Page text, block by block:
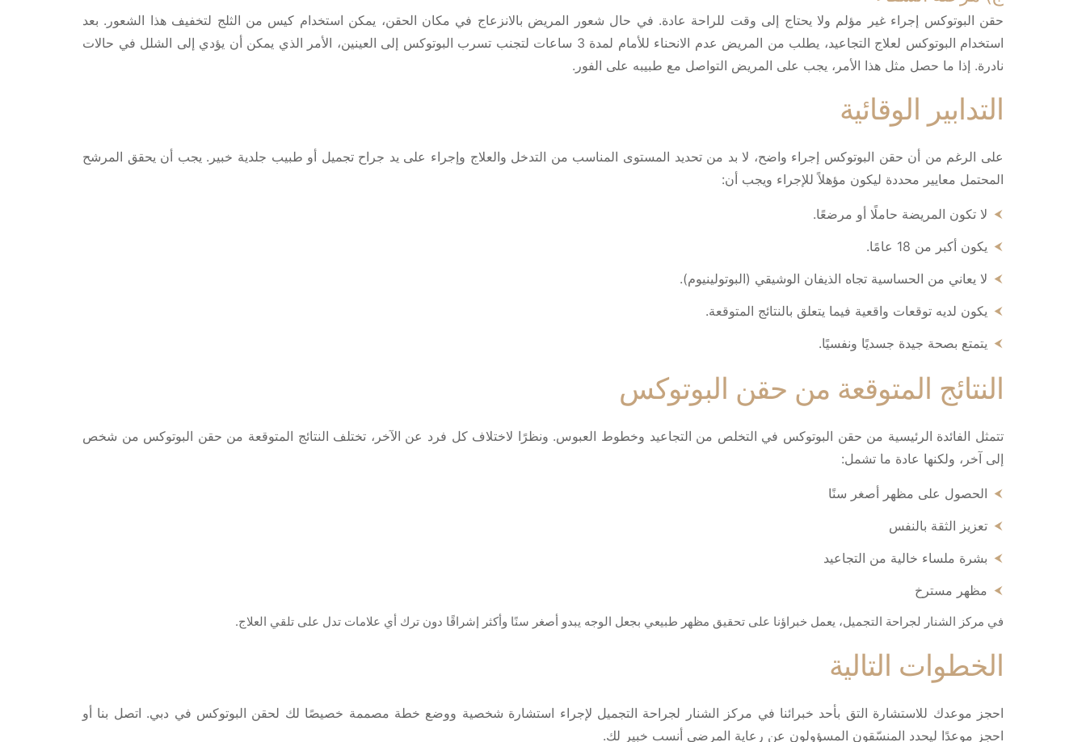
حقن البوتوكس إجراء غير مؤلم ولا يحتاج إلى وقت للراحة عادة. في حال شعور المريض بالانزعاج في مكان الحقن، يمكن استخدام كيس من الثلج لتخفيف هذا الشعور. بعد
استخدام البوتوكس لعلاج التجاعيد، يطلب من المريض عدم الانحناء للأمام لمدة 3 ساعات لتجنب تسرب البوتوكس إلى العينين، الأمر الذي يمكن أن يؤدي إلى الشلل في حالات
نادرة. إذا ما حصل مثل هذا الأمر، يجب على المريض التواصل مع طبيبه على الفور.
التدابير الوقائية
على الرغم من أن حقن البوتوكس إجراء واضح، لا بد من تحديد المستوى المناسب من التدخل والعلاج وإجراء على يد جراح تجميل أو طبيب جلدية خبير. يجب أن يحقق المرشح
المحتمل معايير محددة ليكون مؤهلاً للإجراء ويجب أن:
لا تكون المريضة حاملًا أو مرضعًا.
يكون أكبر من 18 عامًا.
لا يعاني من الحساسية تجاه الذيفان الوشيقي (البوتولينيوم).
يكون لديه توقعات واقعية فيما يتعلق بالنتائج المتوقعة.
يتمتع بصحة جيدة جسديًا ونفسيًا.
النتائج المتوقعة من حقن البوتوكس
تتمثل الفائدة الرئيسية من حقن البوتوكس في التخلص من التجاعيد وخطوط العبوس. ونظرًا لاختلاف كل فرد عن الآخر، تختلف النتائج المتوقعة من حقن البوتوكس من شخص
إلى آخر، ولكنها عادة ما تشمل:
الحصول على مظهر أصغر سنًا
تعزيز الثقة بالنفس
بشرة ملساء خالية من التجاعيد
مظهر مسترخ
في مركز الشنار لجراحة التجميل، يعمل خبراؤنا على تحقيق مظهر طبيعي بجعل الوجه يبدو أصغر سنًا وأكثر إشراقًا دون ترك أي علامات تدل على تلقي العلاج.
الخطوات التالية
احجز موعدك للاستشارة التق بأحد خبرائنا في مركز الشنار لجراحة التجميل لإجراء استشارة شخصية ووضع خطة مصممة خصيصًا لك لحقن البوتوكس في دبي. اتصل بنا أو
احجز موعدًا ليحدد المنسّقون المسؤولون عن رعاية المرضى أنسب خبير لك.